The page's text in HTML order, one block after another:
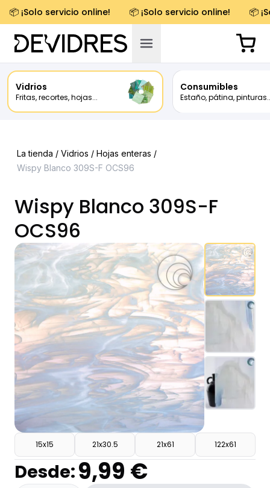
📦 ¡Solo servicio online! 📦 ¡Solo servicio online! 📦
Vidrios
Fritas, recortes, hojas...
Consumibles
Estaño, pátina,
La tienda / Vidrios / Hojas enteras /
Wispy Blanco 309S-F OCS96
Wispy Blanco 309S-F
OCS96
15x15 21x30.5 21x61 122x61
Desde:9,99 €